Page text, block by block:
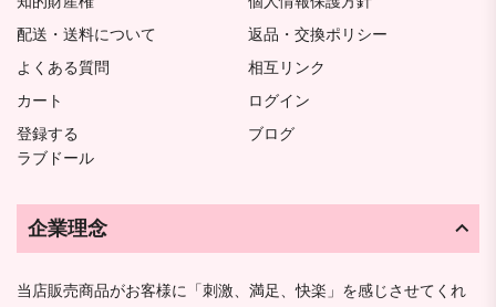
配送・送料について
返品・交換ポリシー
よくある質問
相互リンク
カート
ログイン
登録する
ブログ
ラブドール
企業理念
当店販売商品がお客様に「刺激、満足、快楽」を感じさせてくれ